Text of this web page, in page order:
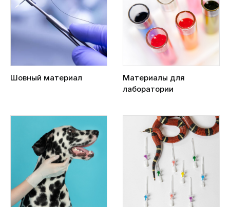
Шовный материал
Материалы для
лаборатории